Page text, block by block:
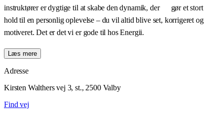
instruktører er dygtige til at skabe den dynamik, der gør et stort
hold til en personlig oplevelse – du vil altid blive set, korrigeret og
motiveret. Det er det vi er gode til hos Energii.
Reformer Pilates er for alle. Rygpatienter, løbere, forældre og
ikke matcher. Kom direkte fra arbejde, brug Quick Shower og fortsæt
dagen.
Læs mere
Adresse
Kirsten Walthers vej 3, st., 2500 Valby
Find vej